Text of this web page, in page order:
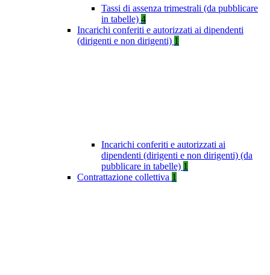
Tassi di assenza trimestrali (da pubblicare
in tabelle) 4
Incarichi conferiti e autorizzati ai dipendenti
(dirigenti e non dirigenti) 1
Incarichi conferiti e autorizzati ai
dipendenti (dirigenti e non dirigenti) (da
pubblicare in tabelle) 1
Contrattazione collettiva 1